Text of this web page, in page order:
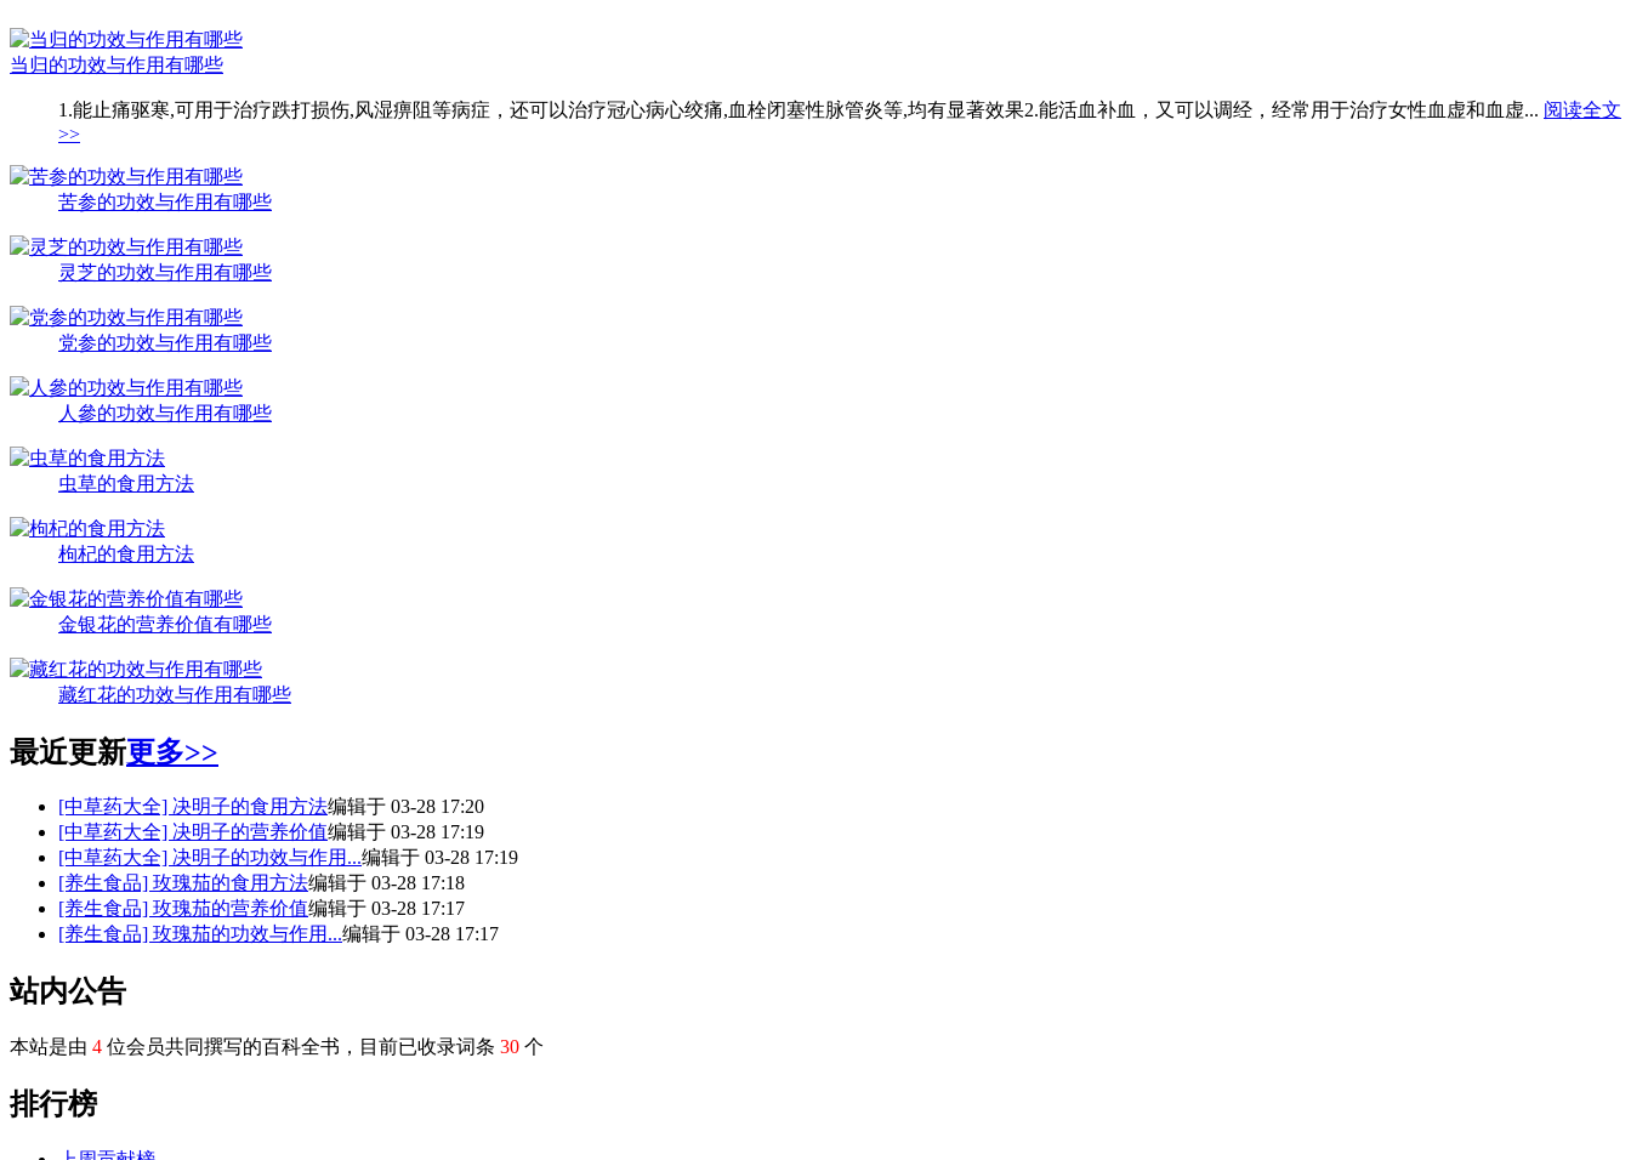
当归的功效与作用有哪些
1.能止痛驱寒,可用于治疗跌打损伤,风湿痹阻等病症，还可以治疗冠心病心绞痛,血栓闭塞性脉管炎等,均有显著效果2.能活血补血，又可以调经，经常用于治疗女性血虚和血虚... 阅读全文
>>
苦参的功效与作用有哪些
灵芝的功效与作用有哪些
党参的功效与作用有哪些
人參的功效与作用有哪些
虫草的食用方法
枸杞的食用方法
金银花的营养价值有哪些
藏红花的功效与作用有哪些
最近更新更多>>
[中草药大全] 决明子的食用方法编辑于 03-28 17:20
[中草药大全] 决明子的营养价值编辑于 03-28 17:19
[中草药大全] 决明子的功效与作用...编辑于 03-28 17:19
[养生食品] 玫瑰茄的食用方法编辑于 03-28 17:18
[养生食品] 玫瑰茄的营养价值编辑于 03-28 17:17
[养生食品] 玫瑰茄的功效与作用...编辑于 03-28 17:17
站内公告
本站是由 4 位会员共同撰写的百科全书，目前已收录词条 30 个
排行榜